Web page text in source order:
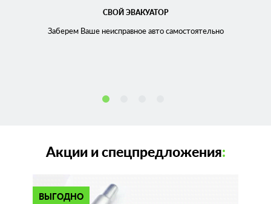
СВОЙ ЭВАКУАТОР
Заберем Ваше неисправноеавто самостоятельно
Акции и спецпредложения:
ВЫГОДНО